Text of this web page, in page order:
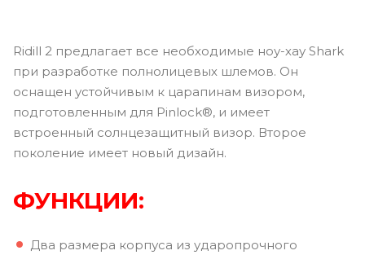
Ridill 2 предлагает все необходимые ноу-хау Shark
при разработке полнолицевых шлемов. Он
оснащен устойчивым к царапинам визором,
подготовленным для Pinlock®, и имеет
встроенный солнцезащитный визор. Второе
поколение имеет новый дизайн.
ФУНКЦИИ:
Два размера корпуса из ударопрочного